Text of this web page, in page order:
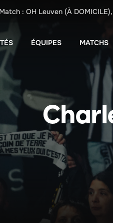
: OH Leuven (À DOMICILE),
ÉQUIPES MATCHS